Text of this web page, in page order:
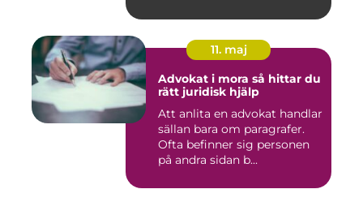
11. maj
Advokat i mora så hittar du
rätt juridisk hjälp
Att anlita en advokat handlar
sällan bara om paragrafer.
Ofta befinner sig personen
på andra sidan b...